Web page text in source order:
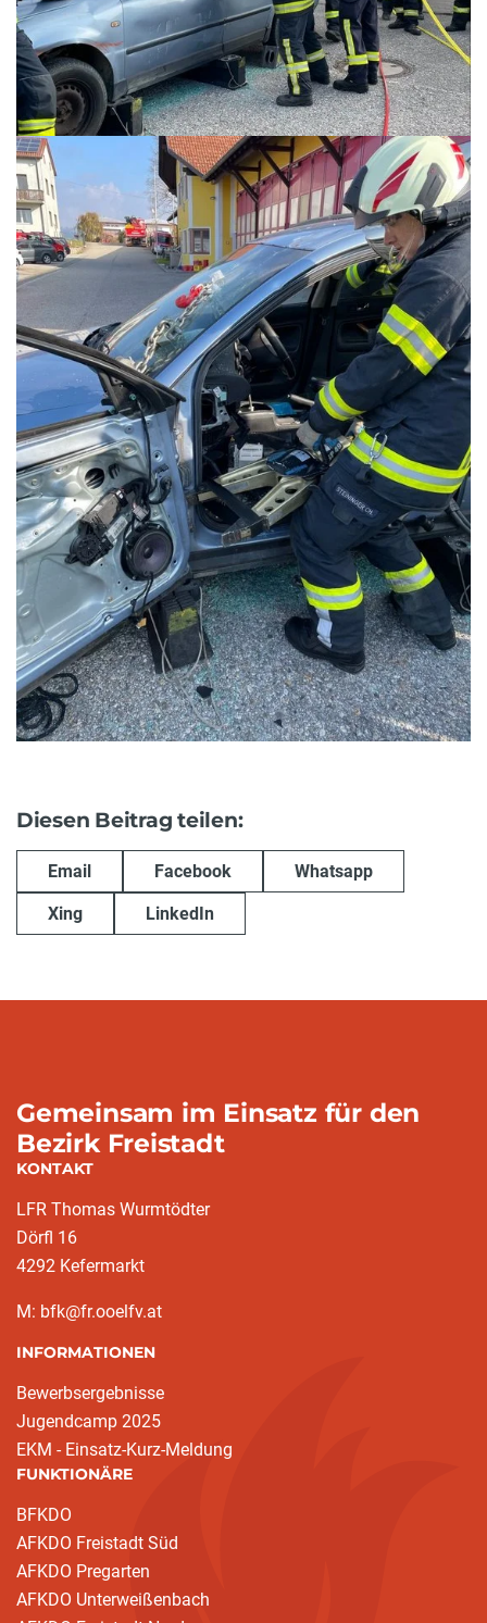
Diesen Beitrag teilen:
Email Facebook Whatsapp
Xing LinkedIn
Gemeinsam im Einsatz für den
Bezirk Freistadt
KONTAKT
LFR Thomas Wurmtödter
Dörfl 16
4292 Kefermarkt
M: bfk@fr.ooelfv.at
INFORMATIONEN
Bewerbsergebnisse
Jugendcamp 2025
EKM - Einsatz-Kurz-Meldung
FUNKTIONÄRE
BFKDO
AFKDO Freistadt Süd
AFKDO Pregarten
AFKDO Unterweißenbach